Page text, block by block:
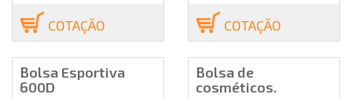
COTAÇÃO COTAÇÃO
Bolsa Esportiva
600D
Bolsa de
cosméticos.